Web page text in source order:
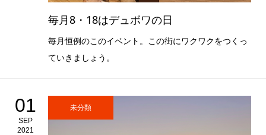
毎月8・18はデュボワの日
毎月恒例のこのイベント。この街にワクワクをつくっ
ていきましょう。
01
SEP
2021
未分類